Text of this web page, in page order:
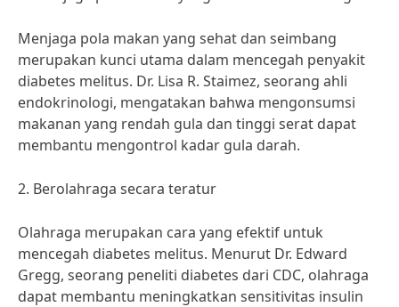
Menjaga pola makan yang sehat dan seimbang
merupakan kunci utama dalam mencegah penyakit
diabetes melitus. Dr. Lisa R. Staimez, seorang ahli
endokrinologi, mengatakan bahwa mengonsumsi
makanan yang rendah gula dan tinggi serat dapat
membantu mengontrol kadar gula darah.
2. Berolahraga secara teratur
Olahraga merupakan cara yang efektif untuk
mencegah diabetes melitus. Menurut Dr. Edward
Gregg, seorang peneliti diabetes dari CDC, olahraga
dapat membantu meningkatkan sensitivitas insulin